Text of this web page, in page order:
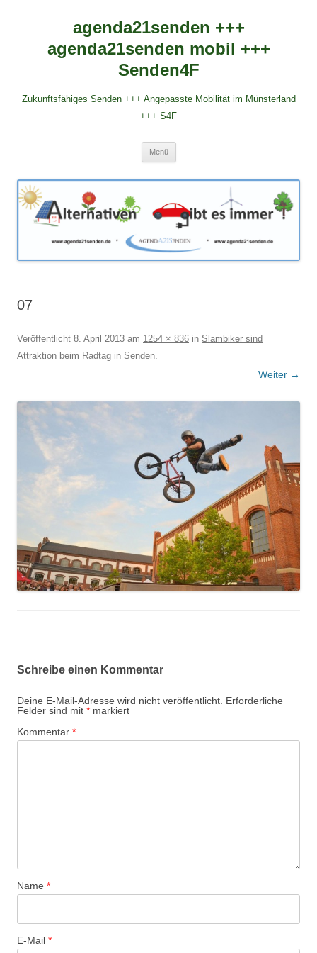
agenda21senden +++
agenda21senden mobil +++
Senden4F
Zukunftsfähiges Senden +++ Angepasste Mobilität im Münsterland
+++ S4F
Menü
07
Veröffentlicht 8. April 2013 am 1254 × 836 in Slambiker sind
Attraktion beim Radtag in Senden
Weiter →
Schreibe einen Kommentar
Deine E-Mail-Adresse wird nicht veröffentlicht. Erforderliche
Felder sind mit * markiert
Kommentar *
Name *
E-Mail *